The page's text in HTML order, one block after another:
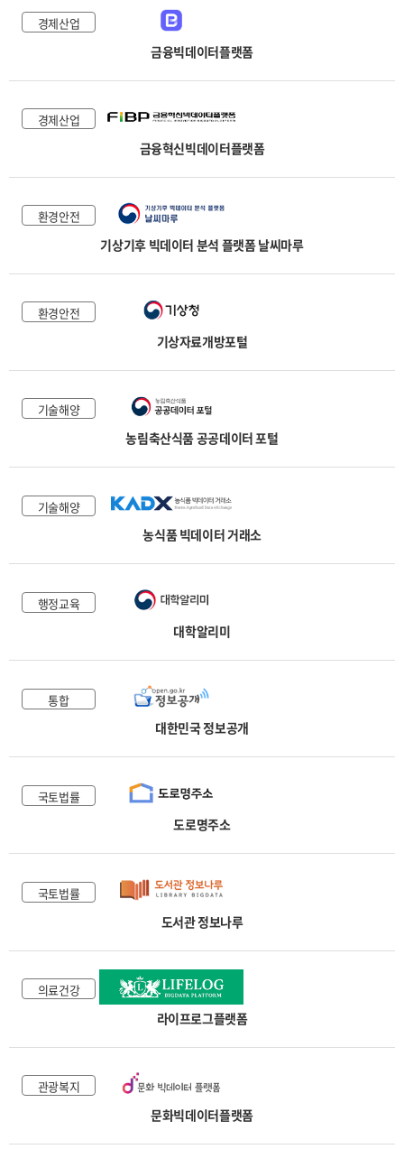
경제산업
금융빅데이터플랫폼
경제산업
금융혁신빅데이터플랫폼
환경안전
기상기후 빅데이터 분석 플랫폼 날씨마루
환경안전
기상자료개방포털
기술해양
농림축산식품 공공데이터 포털
기술해양
농식품 빅데이터 거래소
행정교육
대학알리미
통합
대한민국 정보공개
국토법률
도로명주소
국토법률
도서관 정보나루
의료건강
라이프로그플랫폼
관광복지
문화빅데이터플랫폼